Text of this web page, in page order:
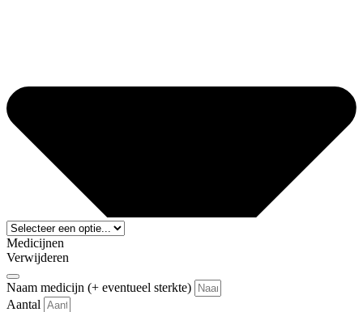
Medicijnen
Verwijderen
Naam medicijn (+ eventueel sterkte)
Aantal